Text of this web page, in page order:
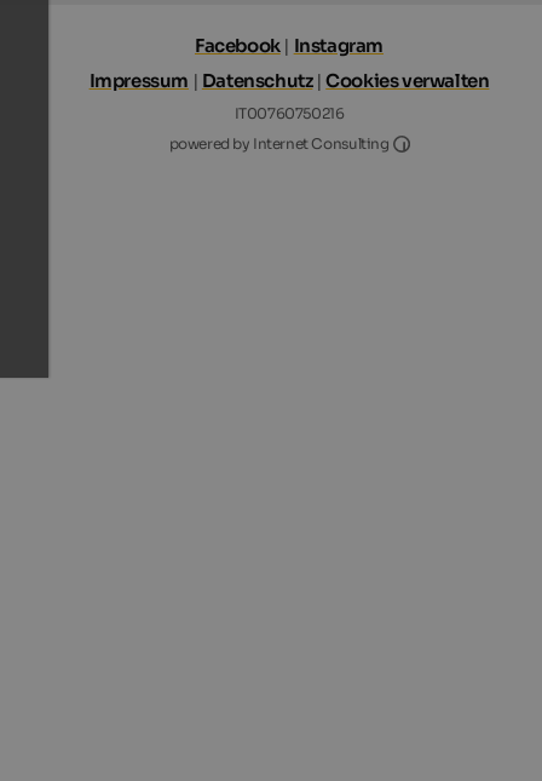
Facebook| Instagram
Impressum | Datenschutz|Cookies verwalten
IT00760750216
powered by Internet Consulting
Internet